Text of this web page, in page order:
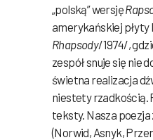
„polską” wersję
amerykańskiej płyty
Rhapsody/1974/,
zespół snuje się nie
świetna realizacja
niestety rzadkością.
teksty. Nasza poezja
(Norwid, Asnyk,